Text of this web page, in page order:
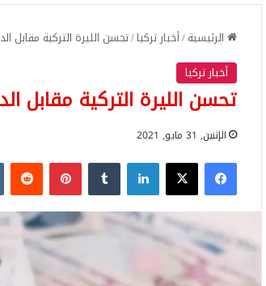
الرئيسية/أخبار تركيا/تحسن الليرة التركية مقابل
أخبار تركيا
تحسن الليرة التركية مقابل
الإثنين, 31 مايو, 2021
فيسبوك‫X لينكدإن بينتيريست